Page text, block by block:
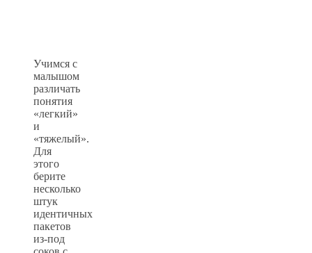
Учимся с
малышом
различать
понятия
«легкий»
и
«тяжелый».
Для
этого
берите
несколько
штук
идентичных
пакетов
из-под